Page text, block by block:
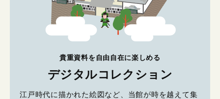
貴重資料を自由自在に楽しめる
デジタルコレクション
江戸時代に描かれた絵図など、当館が時を越えて集